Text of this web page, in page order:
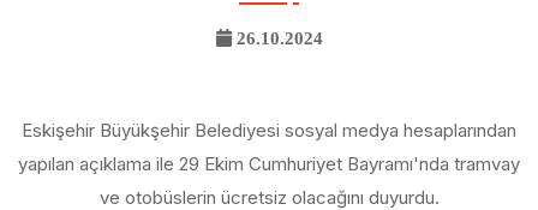
26.10.2024
Eskişehir Büyükşehir Belediyesi sosyal medya hesaplarından
yapılan açıklama ile 29 Ekim Cumhuriyet Bayramı'nda tramvay
ve otobüslerin ücretsiz olacağını duyurdu.